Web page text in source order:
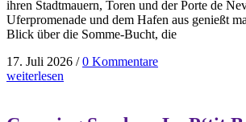
ihren Stadtmauern, Toren und der Porte de
Uferpromenade und dem Hafen aus genießt
Blick über die Somme-Bucht, die
17. Juli 2026 / 0 Kommentare
weiterlesen